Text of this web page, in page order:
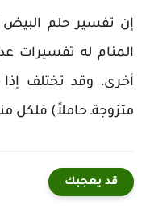
إن تفسير حلم
المنام له تفسيرات
أخرى، وقد تختلف إذا
متزوجةـ حاملاً) فلكل
قد يعجبك